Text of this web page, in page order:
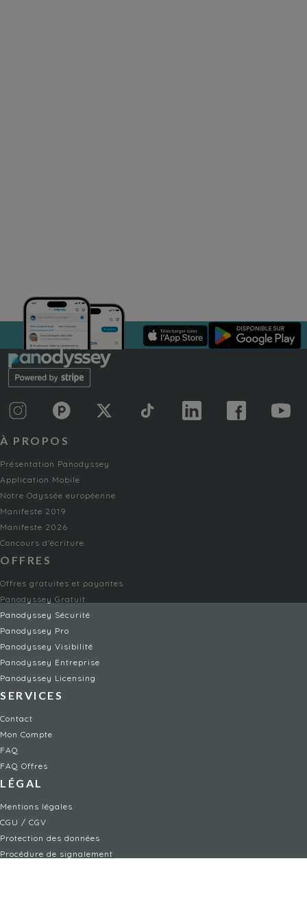
À PROPOS
Présentation Panodyssey
Application Mobile
Notre Odyssée européenne
Manifeste 2019
Manifeste 2026
Concours d'écriture
OFFRES
Offres gratuites et payantes
Panodyssey Gratuit
Panodyssey Sécurité
Panodyssey Pro
Panodyssey Visibilité
Panodyssey Entreprise
Panodyssey Licensing
SERVICES
Contact
Mon Compte
FAQ
FAQ Offres
LÉGAL
Mentions légales
CGU / CGV
Protection des données
Procédure de signalement